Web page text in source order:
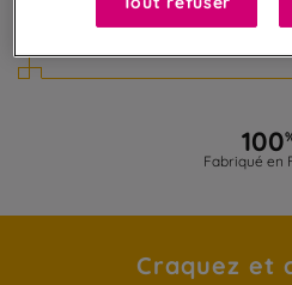
100
Fabriqué en
Craquez et